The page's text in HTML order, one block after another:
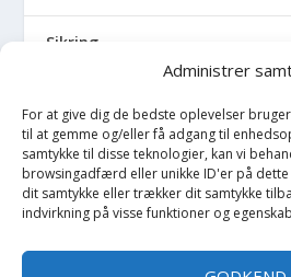
Administrer
For at give dig de bedste oplevelser
til at gemme og/eller få adgang til
samtykke til disse teknologier, kan vi
browsingadfærd eller unikke ID'er på dette
dit samtykke eller trækker dit samtykke
indvirkning på visse funktioner og
Sikring
Udendørs
Udvalgte artikler
Vedligeholdelse